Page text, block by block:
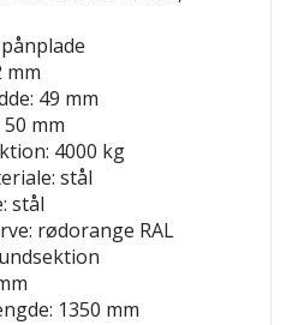
mm
49 mm
mm
4000 kg
stål
stål
rødorange RAL
1350 mm